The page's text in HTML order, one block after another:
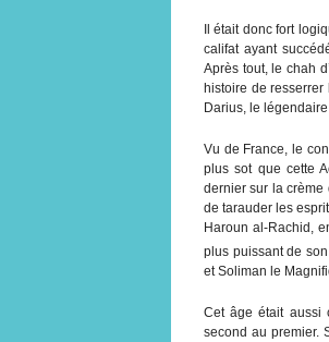
Il était donc fort
califat ayant
Après tout, le chah
histoire de
Darius, le
Vu de France, le
plus sot que cette
dernier sur la crème
de tarauder les
Haroun al-Rachid,
plus puissant de
et Soliman le
Cet âge était aussi
second au premier.